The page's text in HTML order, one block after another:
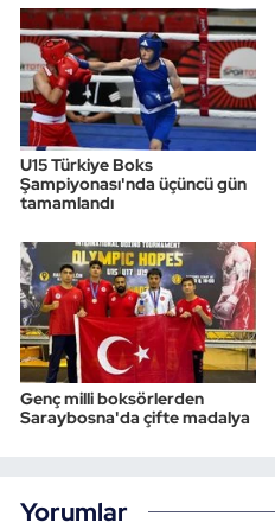
U15 Türkiye Boks
Şampiyonası'nda üçüncü gün
tamamlandı
Genç milli boksörlerden
Saraybosna'da çifte madalya
Yorumlar